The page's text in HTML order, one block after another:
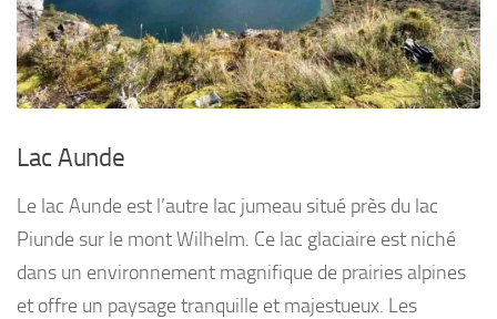
Lac Aunde
Le lac Aunde est l’autre lac jumeau situé près du lac
Piunde sur le mont Wilhelm. Ce lac glaciaire est niché
dans un environnement magnifique de prairies alpines
et offre un paysage tranquille et majestueux. Les